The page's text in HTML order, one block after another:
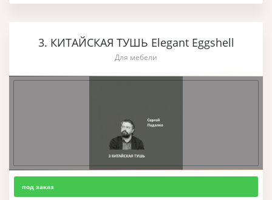
3. КИТАЙСКАЯ ТУШЬ Elegant Eggshell
Для мебели
под заказ